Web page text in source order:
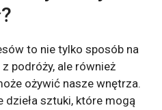
to nie tylko sposób na
podróży, ale również
ożywić nasze wnętrza.
sztuki, które mogą